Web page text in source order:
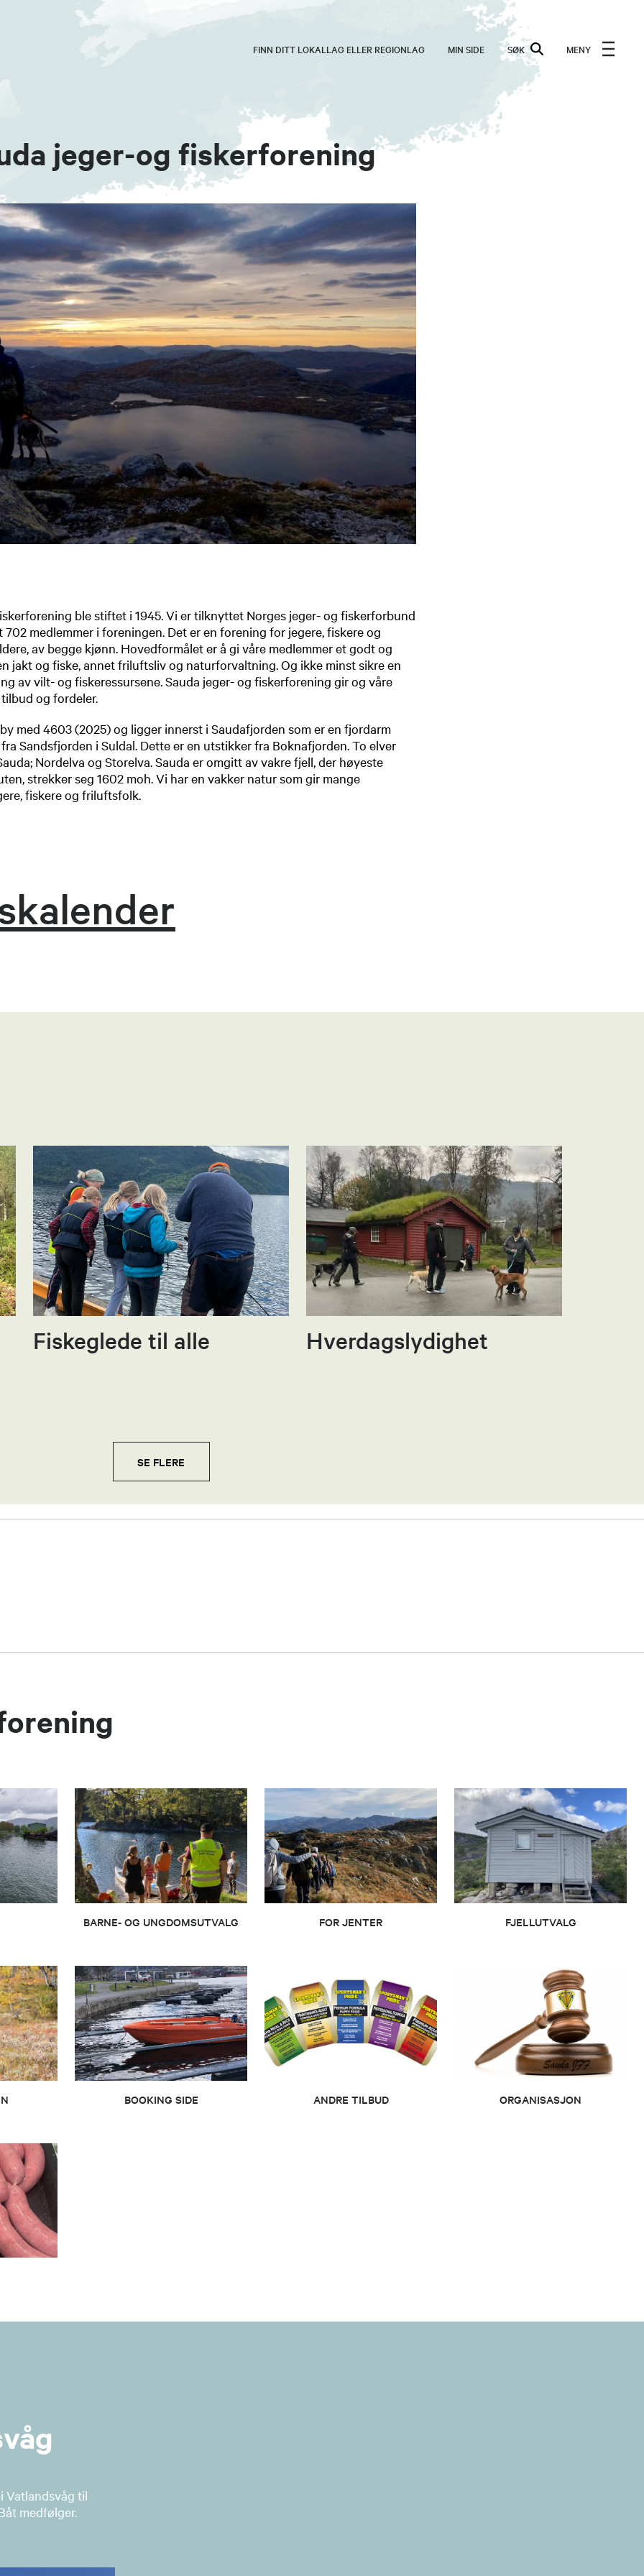
FINN DITT LOKALLAG ELLER REGIONLAG MIN SIDE SØK MENY
jeger-og fiskerforening
ble stiftet i 1945. Vi er tilknyttet Norges jeger- og fiskerforbund
702 medlemmer i foreningen. Det er en forening for jegere, fiskere og
av begge kjønn. Hovedformålet er å gi våre medlemmer et godt og
jakt og fiske, annet friluftsliv og naturforvaltning. Og ikke minst sikre en
av vilt- og fiskeressursene. Sauda jeger- og fiskerforening gir og våre
og fordeler.
med 4603 (2025​) og ligger innerst i Saudafjorden som er en fjordarm
Sandsfjorden i Suldal. Dette er en utstikker fra Boknafjorden. To elver
Nordelva og Storelva. Sauda er omgitt av vakre fjell, der høyeste
strekker seg 1602 moh. Vi har en vakker natur som gir mange
fiskere og friluftsfolk.
Fiskeglede til alle Hverdagslydighet
SE FLERE
Øverland
Nes
BARNE- OG UNGDOMSUTVALG FOR JENTER FJELLUTVALG
BOOKING SIDE ANDRE TILBUD ORGANISASJON
Vatlandsvåg til
medfølger.